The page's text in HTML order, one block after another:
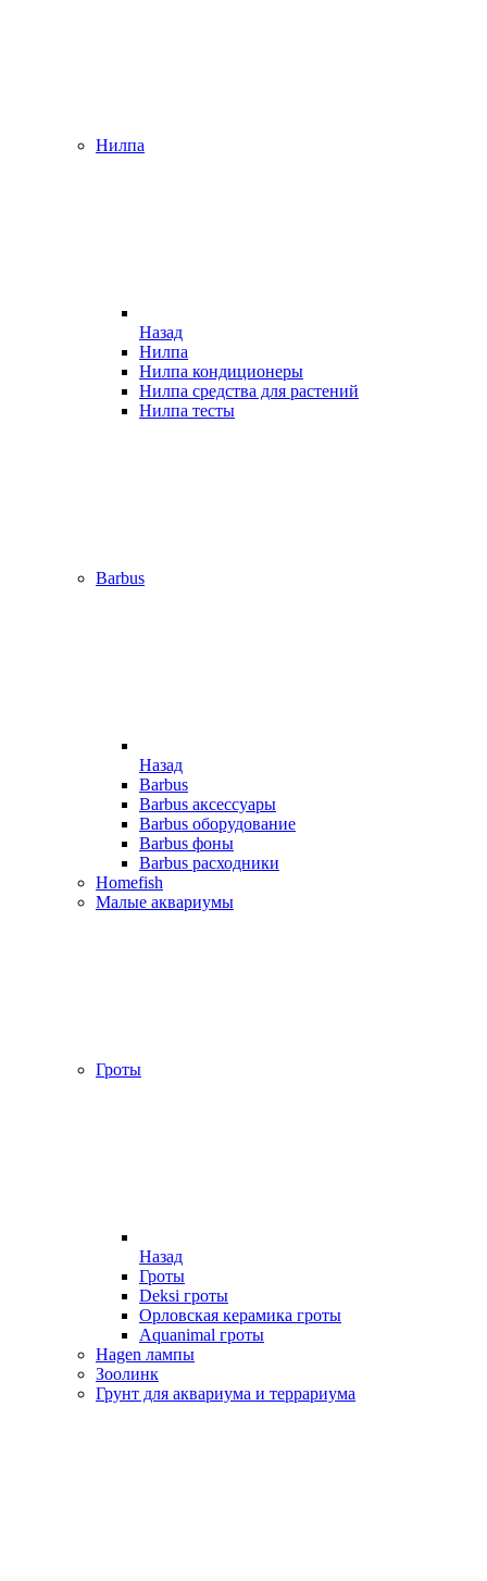
Нилпа
Назад
Нилпа
Нилпа кондиционеры
Нилпа средства для растений
Нилпа тесты
Barbus
Назад
Barbus
Barbus аксессуары
Barbus оборудование
Barbus фоны
Barbus расходники
Homefish
Малые аквариумы
Гроты
Назад
Гроты
Deksi гроты
Орловская керамика гроты
Aquanimal гроты
Hagen лампы
Зоолинк
Грунт для аквариума и террариума